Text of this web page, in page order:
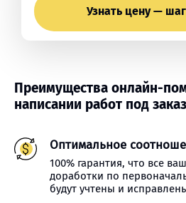
Узнать цену — шаг
Преимущества онлайн-
написании работ под заказ
Оптимальное
100% гарантия, что все
доработки по
будут учтены и